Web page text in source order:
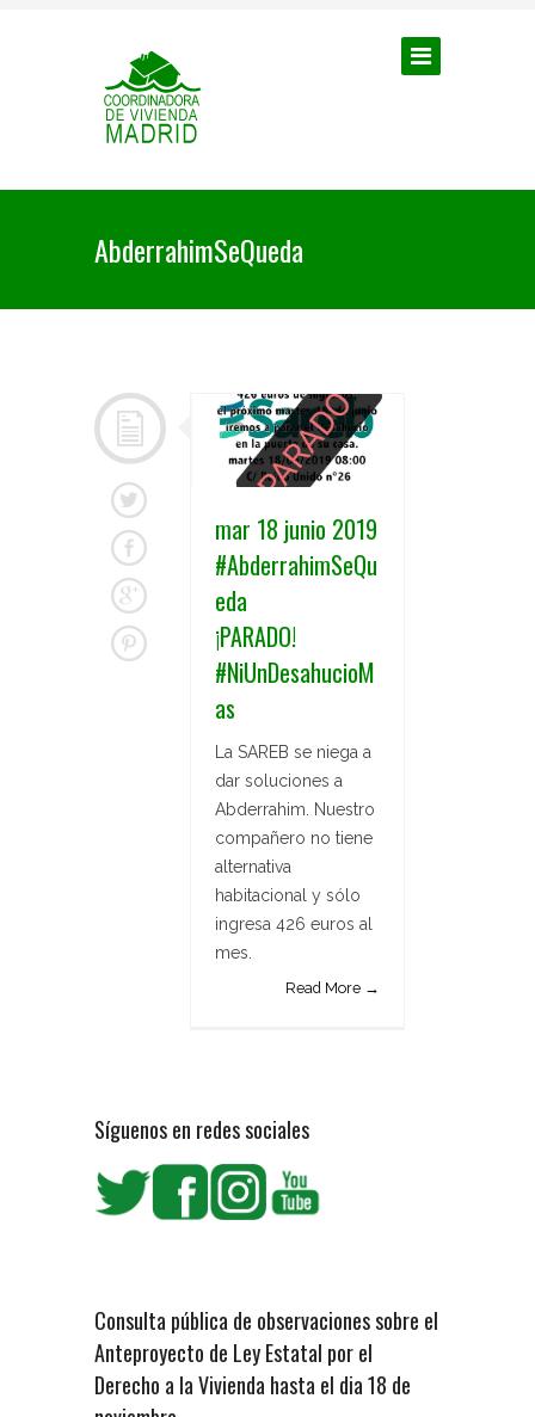
AbderrahimSeQueda
mar 18 junio 2019
#AbderrahimSeQu
eda
¡PARADO!
#NiUnDesahucioM
as
La SAREB se niega a
dar soluciones a
Abderrahim. Nuestro
compañero no tiene
alternativa
habitacional y sólo
ingresa 426 euros al
mes.
Read More →
Síguenos en redes sociales
Consulta pública de observaciones sobre el
Anteproyecto de Ley Estatal por el
Derecho a la Vivienda hasta el dia 18 de